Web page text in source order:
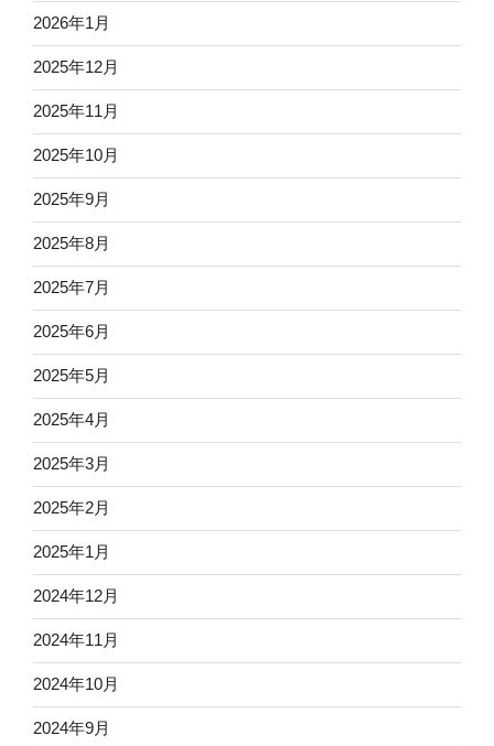
2026年1月
2025年12月
2025年11月
2025年10月
2025年9月
2025年8月
2025年7月
2025年6月
2025年5月
2025年4月
2025年3月
2025年2月
2025年1月
2024年12月
2024年11月
2024年10月
2024年9月